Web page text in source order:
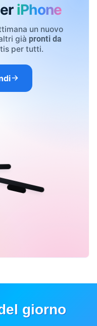
iPhone
un nuovo
già pronti da
per tutti.
giorno